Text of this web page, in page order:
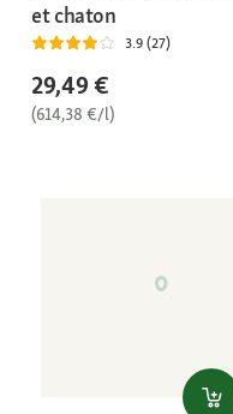
et chaton
3.9 (27)
29,49 €
(614,38 €/l)